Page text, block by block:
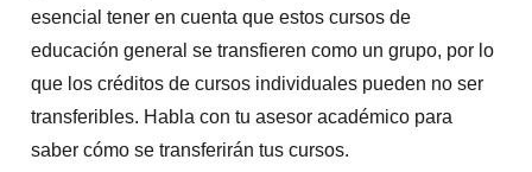
esencial tener en cuenta que estos cursos de
educación general se transfieren como un grupo, por lo
que los créditos de cursos individuales pueden no ser
transferibles. Habla con tu asesor académico para
saber cómo se transferirán tus cursos.